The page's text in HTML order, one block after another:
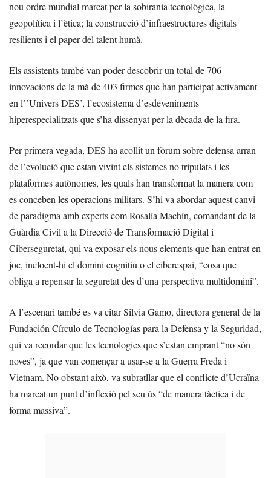
nou ordre mundial marcat per la sobirania tecnològica, la
geopolítica i l’ètica; la construcció d’infraestructures digitals
resilients i el paper del talent humà.
Els assistents també van poder descobrir un total de 706
innovacions de la mà de 403 firmes que han participat activament
en l’’Univers DES’, l’ecosistema d’esdeveniments
hiperespecialitzats que s’ha dissenyat per la dècada de la fira.
Per primera vegada, DES ha acollit un fòrum sobre defensa arran
de l’evolució que estan vivint els sistemes no tripulats i les
plataformes autònomes, les quals han transformat la manera com
es conceben les operacions militars. S’hi va abordar aquest canvi
de paradigma amb experts com Rosalía Machín, comandant de la
Guàrdia Civil a la Direcció de Transformació Digital i
Ciberseguretat, qui va exposar els nous elements que han entrat en
joc, incloent-hi el domini cognitiu o el ciberespai, “cosa que
obliga a repensar la seguretat des d’una perspectiva multidomini”.
A l’escenari també es va citar Silvia Gamo, directora general de la
Fundación Círculo de Tecnologías para la Defensa y la Seguridad,
qui va recordar que les tecnologies que s’estan emprant “no són
noves”, ja que van començar a usar-se a la Guerra Freda i
Vietnam. No obstant això, va subratllar que el conflicte d’Ucraïna
ha marcat un punt d’inflexió pel seu ús “de manera tàctica i de
forma massiva”.